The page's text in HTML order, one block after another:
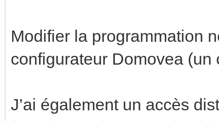
Modifier la programmation
configurateur Domovea
J’ai également un accès